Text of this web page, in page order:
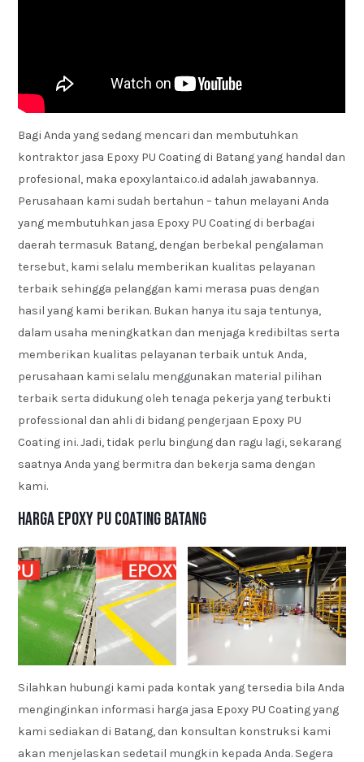
Bagi Anda yang sedang mencari dan membutuhkan
kontraktor jasa Epoxy PU Coating di Batang yang handal dan
profesional, maka epoxylantai.co.id adalah jawabannya.
Perusahaan kami sudah bertahun – tahun melayani Anda
yang membutuhkan jasa Epoxy PU Coating di berbagai
daerah termasuk Batang, dengan berbekal pengalaman
tersebut, kami selalu memberikan kualitas pelayanan
terbaik sehingga pelanggan kami merasa puas dengan
hasil yang kami berikan. Bukan hanya itu saja tentunya,
dalam usaha meningkatkan dan menjaga kredibiltas serta
memberikan kualitas pelayanan terbaik untuk Anda,
perusahaan kami selalu menggunakan material pilihan
terbaik serta didukung oleh tenaga pekerja yang terbukti
professional dan ahli di bidang pengerjaan Epoxy PU
Coating ini. Jadi, tidak perlu bingung dan ragu lagi, sekarang
saatnya Anda yang bermitra dan bekerja sama dengan
kami.
Harga Epoxy PU Coating Batang
Silahkan hubungi kami pada kontak yang tersedia bila Anda
menginginkan informasi harga jasa Epoxy PU Coating yang
kami sediakan di Batang, dan konsultan konstruksi kami
akan menjelaskan sedetail mungkin kepada Anda. Segera